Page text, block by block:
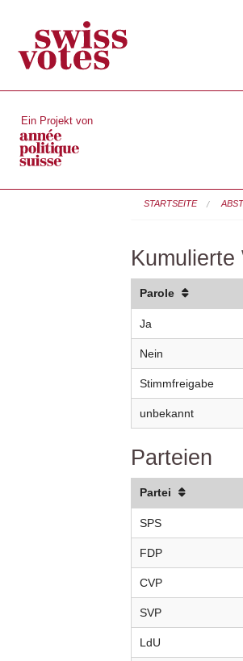
Ein Projekt von
STARTSEITE
Kumulierte
Parole
Ja
Nein
Stimmfreigabe
unbekannt
Parteien
Partei
SPS
FDP
CVP
SVP
LdU